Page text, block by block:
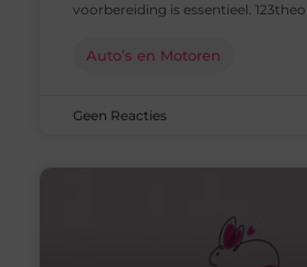
voorbereiding is essentieel.
Auto’s en Motoren
Geen Reacties